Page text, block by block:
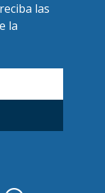
las
la